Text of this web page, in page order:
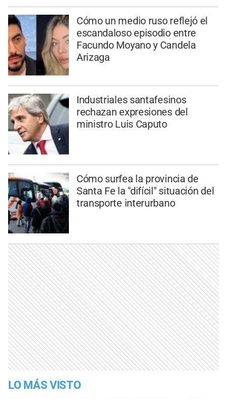
Cómo un medio ruso reflejó el
escandaloso episodio entre
Facundo Moyano y Candela
Arizaga
Industriales santafesinos
rechazan expresiones del
ministro Luis Caputo
Cómo surfea la provincia de
Santa Fe la "difícil" situación del
transporte interurbano
LO MÁS VISTO